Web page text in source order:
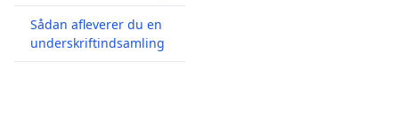
Sådan afleverer du en
underskriftindsamling